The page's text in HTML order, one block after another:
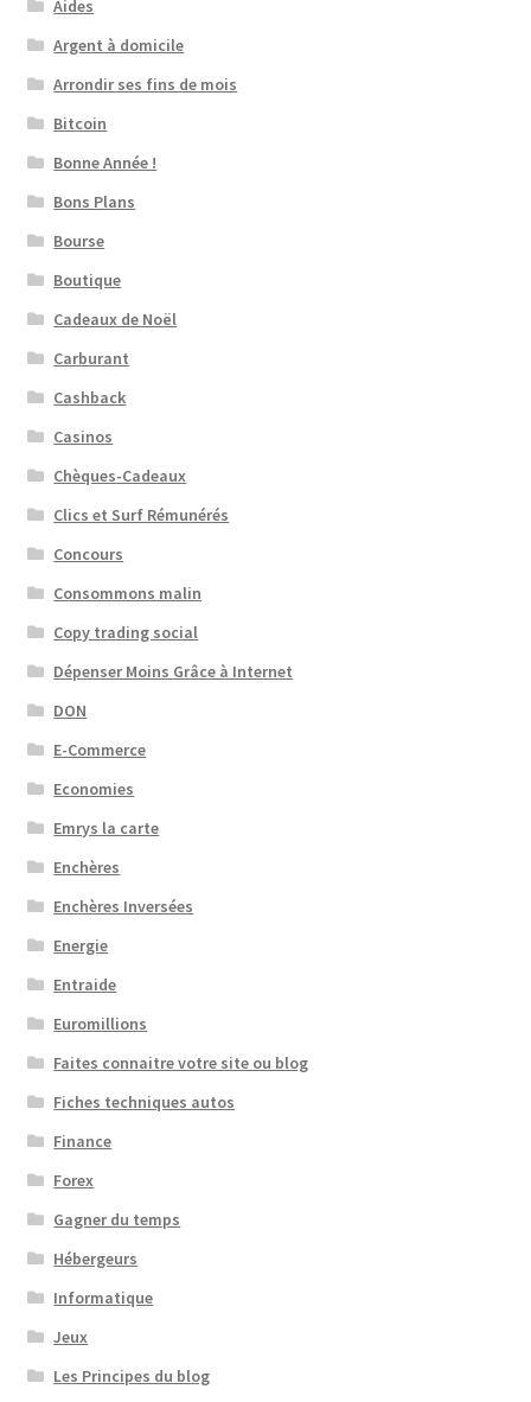
Aides
Argent à domicile
Arrondir ses fins de mois
Bitcoin
Bonne Année !
Bons Plans
Bourse
Boutique
Cadeaux de Noël
Carburant
Cashback
Casinos
Chèques-Cadeaux
Clics et Surf Rémunérés
Concours
Consommons malin
Copy trading social
Dépenser Moins Grâce à Internet
DON
E-Commerce
Economies
Emrys la carte
Enchères
Enchères Inversées
Energie
Entraide
Euromillions
Faites connaitre votre site ou blog
Fiches techniques autos
Finance
Forex
Gagner du temps
Hébergeurs
Informatique
Jeux
Les Principes du blog